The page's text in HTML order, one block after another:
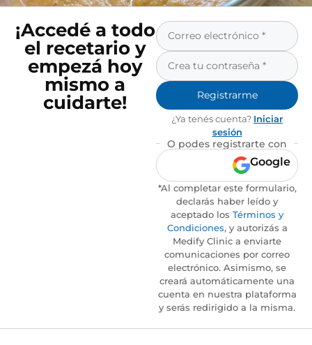
¡Accedé a todo
el recetario y
empezá hoy
mismo a
cuidarte!
Registrarme
¿Ya tenés cuenta? Iniciar
sesión
O podes registrarte con
Google
*Al completar este formulario,
declarás haber leído y
aceptado los Términos y
Condiciones, y autorizás a
Medify Clinic a enviarte
comunicaciones por correo
electrónico. Asimismo, se
creará automáticamente una
cuenta en nuestra plataforma
y serás redirigido a la misma.